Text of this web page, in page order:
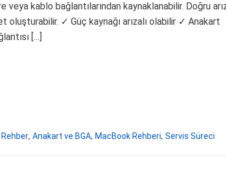
veya kablo bağlantılarından kaynaklanabilir. Doğru
✓ Güç kaynağı arızalı olabilir ✓ Anakart
[…]
, Anakart ve BGA, MacBook Rehberi, Servis Süreci